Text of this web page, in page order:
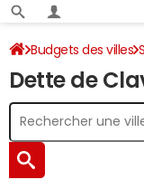
Budgets des villes
Dette au 31/12/2024
Dette de